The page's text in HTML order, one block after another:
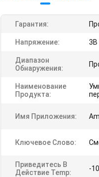
Гарантия:
Напряжение: 3В
Диапазон
Обнаружения:
Наименование
Продукта:
Имя Приложения:
Ключевое Слово:
Приведитесь В
Действие Temp:
-